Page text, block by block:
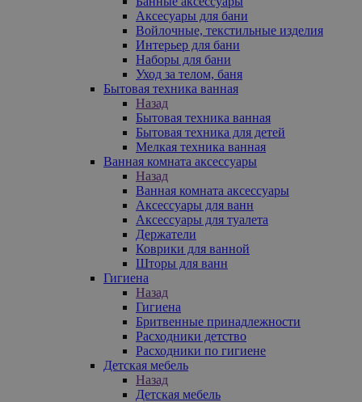
Аксесуары для бани
Войлочные, текстильные изделия
Интерьер для бани
Наборы для бани
Уход за телом, баня
Бытовая техника ванная
Назад
Бытовая техника ванная
Бытовая техника для детей
Мелкая техника ванная
Ванная комната аксессуары
Назад
Ванная комната аксессуары
Аксессуары для ванн
Аксессуары для туалета
Держатели
Коврики для ванной
Шторы для ванн
Гигиена
Назад
Гигиена
Бритвенные принадлежности
Расходники детство
Расходники по гигиене
Детская мебель
Назад
Детская мебель